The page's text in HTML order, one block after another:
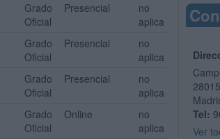
Grado
Oficial
Presencial
no
aplica
Grado
Oficial
Presencial
no
aplica
Grado
Oficial
Presencial
no
aplica
Grado
Oficial
Online
no
aplica
Tel:
Ver